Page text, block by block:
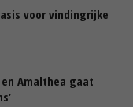
voor vindingrijke
en Amalthea gaat